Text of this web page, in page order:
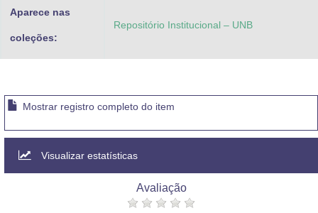
Aparece nas
coleções:
Repositório Institucional – UNB
Mostrar registro completo do item
Visualizar estatísticas
Avaliação